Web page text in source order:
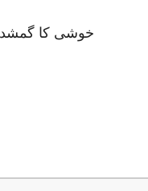
خوشی کا گمشدہ